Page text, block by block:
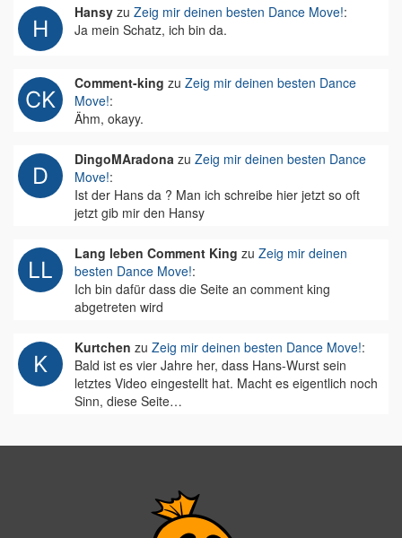
Hansy zu Zeig mir deinen besten Dance Move!:
Ja mein Schatz, ich bin da.
Comment-king zu Zeig mir deinen besten Dance
Move!:
Ähm, okayy.
DingoMAradona zu Zeig mir deinen besten Dance
Move!:
Ist der Hans da ? Man ich schreibe hier jetzt so oft
jetzt gib mir den Hansy
Lang leben Comment King zu Zeig mir deinen
besten Dance Move!:
Ich bin dafür dass die Seite an comment king
abgetreten wird
Kurtchen zu Zeig mir deinen besten Dance Move!:
Bald ist es vier Jahre her, dass Hans-Wurst sein
letztes Video eingestellt hat. Macht es eigentlich noch
Sinn, diese Seite…